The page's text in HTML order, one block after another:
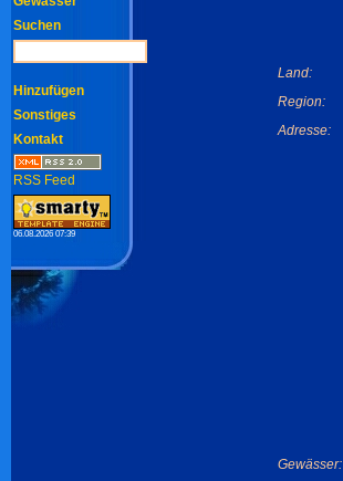
Land:
Region:
Adresse:
Gewässer:
Suchen
Hinzufügen
Sonstiges
Kontakt
RSS Feed
06.08.2026 07:39